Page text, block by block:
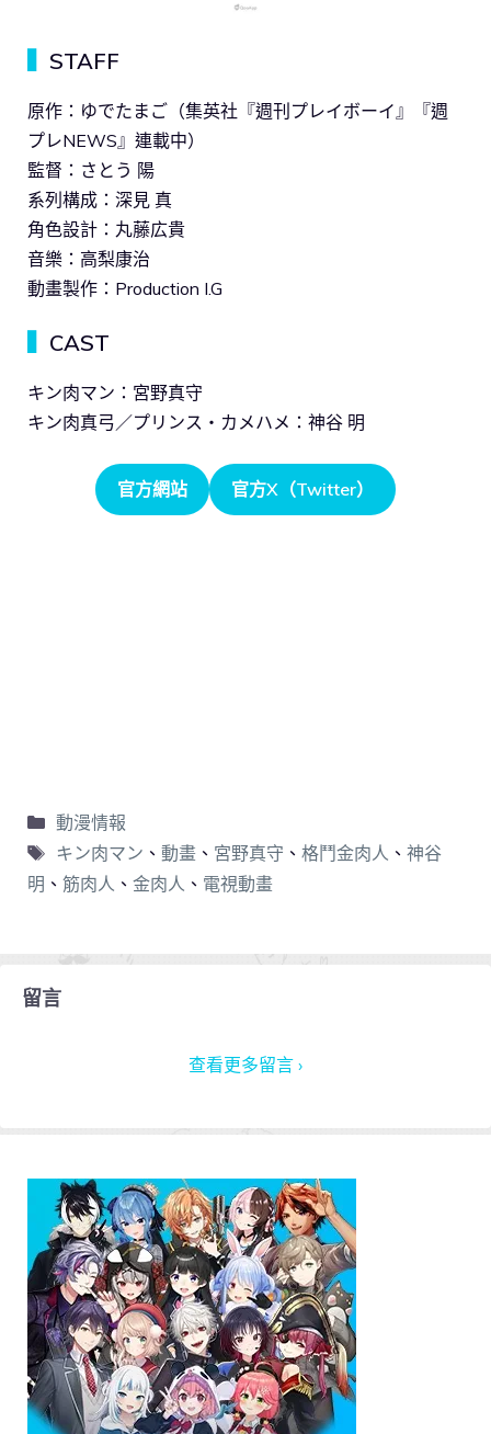
STAFF
原作：ゆでたまご（集英社『週刊プレイボーイ』『週
プレNEWS』連載中）
監督：さとう 陽
系列構成：深見 真
角色設計：丸藤広貴
音樂：高梨康治
動畫製作：Production I.G
CAST
キン肉マン：宮野真守
キン肉真弓／プリンス・カメハメ：神谷 明
官方網站 官方X（Twitter）
動漫情報
キン肉マン 、 動畫、 宮野真守 、 格鬥金肉人 、 神谷
明 、 筋肉人 、 金肉人 、 電視動畫
留言
查看更多留言 ›